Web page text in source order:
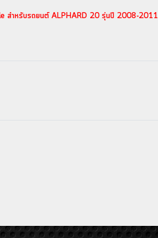
สำหรับรถยนต์ ALPHARD 20 รุ่นปี 2008-2011